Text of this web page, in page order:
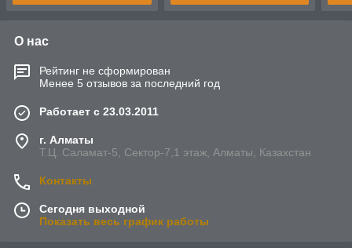
О нас
Рейтинг не сформирован
Менее 5 отзывов за последний год
Работает с 23.03.2011
г. Алматы
Т.Ц. Саламат-5, Cектор-7,1 этаж, Алматы, Казахстан
Контакты
Сегодня выходной
Показать весь график работы